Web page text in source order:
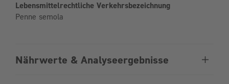
Lebensmittelrechtliche Verkehrsbezeichnung
Penne semola
Nährwerte & Analyseergebnisse